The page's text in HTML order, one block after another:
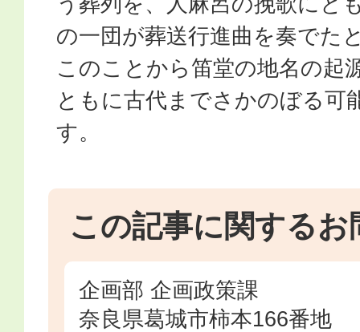
の一団が葬送行進曲を奏でた
このことから笛堂の地名の起
ともに古代までさかのぼる可
す。
この記事に関するお
企画部 企画政策課
奈良県葛城市柿本166番地